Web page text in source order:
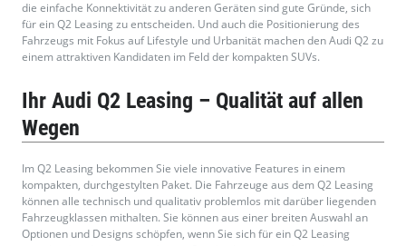
die einfache Konnektivität zu anderen Geräten sind gute Gründe, sich
für ein Q2 Leasing zu entscheiden. Und auch die Positionierung des
Fahrzeugs mit Fokus auf Lifestyle und Urbanität machen den Audi Q2 zu
einem attraktiven Kandidaten im Feld der kompakten SUVs.
Ihr Audi Q2 Leasing – Qualität auf allen
Wegen
Im Q2 Leasing bekommen Sie viele innovative Features in einem
kompakten, durchgestylten Paket. Die Fahrzeuge aus dem Q2 Leasing
können alle technisch und qualitativ problemlos mit darüber liegenden
Fahrzeugklassen mithalten. Sie können aus einer breiten Auswahl an
Optionen und Designs schöpfen, wenn Sie sich für ein Q2 Leasing